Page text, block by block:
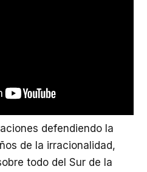
defendiendo la
de la irracionalidad,
todo del Sur de la